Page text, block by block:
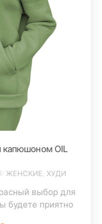
капюшоном OIL
ЖЕНСКИЕ ХУДИ
выбор для
будете приятно